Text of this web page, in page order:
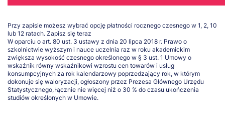
Przy zapisie możesz wybrać opcję płatności rocznego czesnego w 1, 2, 10
lub 12 ratach. Zapisz się teraz
W oparciu o art. 80 ust. 3 ustawy z dnia 20 lipca 2018 r. Prawo o
szkolnictwie wyższym i nauce uczelnia raz w roku akademickim
zwiększa wysokość czesnego określonego w § 3 ust. 1 Umowy o
wskaźnik równy wskaźnikowi wzrostu cen towarów i usług
konsumpcyjnych za rok kalendarzowy poprzedzający rok, w którym
dokonuje się waloryzacji, ogłoszony przez Prezesa Głównego Urzędu
Statystycznego, łącznie nie więcej niż o 30 % do czasu ukończenia
studiów określonych w Umowie.